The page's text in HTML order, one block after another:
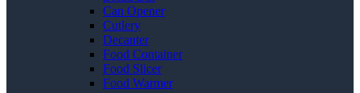
Can Opener
Cutlery
Decanter
Food Container
Food Slicer
Food Warmer